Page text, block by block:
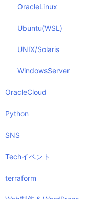
OracleLinux
Ubuntu(WSL)
UNIX/Solaris
WindowsServer
OracleCloud
Python
SNS
Techイベント
terraform